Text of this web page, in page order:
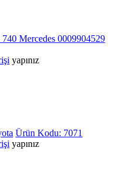
Mercedes 0009904529
yapınız
Ürün Kodu: 7071
yapınız